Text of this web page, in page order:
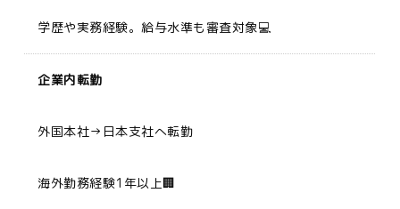
学歴や実務経験。給与水準も審査対象💻
企業内転勤
外国本社→日本支社へ転勤
海外勤務経験1年以上🏢